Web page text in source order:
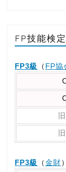
FP技能検
FP3級 （ FP協
FP3級 （金財）